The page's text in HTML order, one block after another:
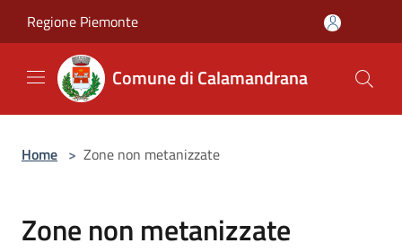
Regione Piemonte
Comune di Calamandrana
Home > Zone non metanizzate
Zone non metanizzate